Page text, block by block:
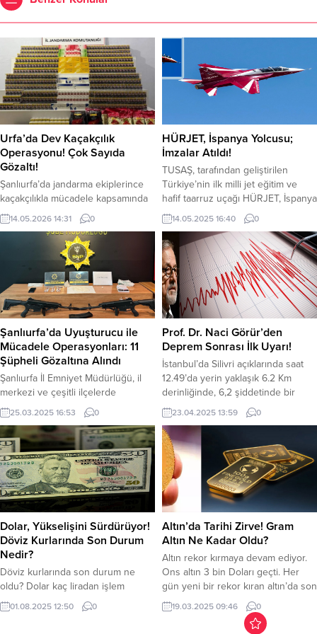
Urfa’da Dev Kaçakçılık
Operasyonu! Çok Sayıda
Gözaltı!
Şanlıurfa’da jandarma ekiplerince
kaçakçılıkla mücadele kapsamında
gerçekleştirilen operasyonlarda 10
bin 350 paket kaçak sigara ele
geçirildi ve onlarca şahıs hakkında
işlem başlatıldı. Şanlıurfa
İl Jandarma Komutanlığı tarafından
tütün ve alkol kaçakçılarına ilişkin
sürdürülen çalışmalar kapsamında,
Viranşehir ilçesinde önemli
miktarda kaçak ürüne el konuldu.
Jandarma ekiplerince
düzenlenen operasyon sonucunda,
10 bin 350 adet gümrük kaçağı...
14.05.2026 14:31 0
HÜRJET, İspanya Yolcusu;
İmzalar Atıldı!
TUSAŞ, tarafından geliştirilen
Türkiye’nin ilk milli jet eğitim ve
hafif taarruz uçağı HÜRJET, İspanya
ile satış mutabakat anlaşması
imzalandı. Türk Havacılık ve Uzay
Sanayii AŞ (TUSAŞ) tarafından
geliştirilen Türkiye’nin ilk milli jet
eğitim ve hafif taarruz uçağı
HÜRJET, İspanya yolcusu. TUSAŞ
ve İspanya Savunma Bakanlığı
arasında HÜRJET’in İspanya’ya
satışının önünün...
14.05.2025 16:40 0
Şanlıurfa’da Uyuşturucu ile
Mücadele Operasyonları: 11
Şüpheli Gözaltına Alındı
Şanlıurfa İl Emniyet Müdürlüğü, il
merkezi ve çeşitli ilçelerde
gerçekleştirdiği uyuşturucu ile
mücadeleye yönelik başarılı
operasyonlarla dikkat çekti. İl
Merkezi, Siverek, Akçakale,
Ceylanpınar ve Viranşehir
ilçelerinde yapılan 5 ayrı
operasyonda, çok miktarda
uyuşturucu madde ve silah ele
geçirildi. Operasyonlar sonucunda
toplamda 273,96 gram
Metamfetamin, 178,74 gram Eroin,
43,26 gram Esrar,...
25.03.2025 16:53 0
Prof. Dr. Naci Görür’den
Deprem Sonrası İlk Uyarı!
İstanbul’da Silivri açıklarında saat
12.49’da yerin yaklaşık 6.2 Km
derinliğinde, 6,2 şiddetinde bir
deprem meydana geldi. Deprem
sonrası Prof. Dr. Naci Görür, sosyal
medya hesabından uyarılarda
bulundu. Görür, sosyal medya
paylaşımında şunları söyledi; “12
sularında Silivri açıklarında 4,0
deprem oldu. Deprem Kumburgaz
Fay zonunda. Bu fay kilitli bir fay,
enerji...
23.04.2025 13:59 0
Dolar, Yükselişini Sürdürüyor!
Döviz Kurlarında Son Durum
Nedir?
Döviz kurlarında son durum ne
oldu? Dolar kaç liradan işlem
görüyor? Dolar, haftanın son işlem
gününde sabah açılışta 40.62
01.08.2025 12:50 0
Altın’da Tarihi Zirve! Gram
Altın Ne Kadar Oldu?
Altın rekor kırmaya devam ediyor.
Ons altın 3 bin Doları geçti. Her
gün yeni bir rekor kıran altın’da son
durum nedir? Gram altın ne kadar
oldu? Uluslararası piyasalardaki
belirsizliklerin artması,
19.03.2025 09:46 0